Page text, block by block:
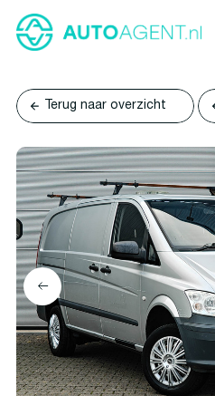
Terug naar overzicht